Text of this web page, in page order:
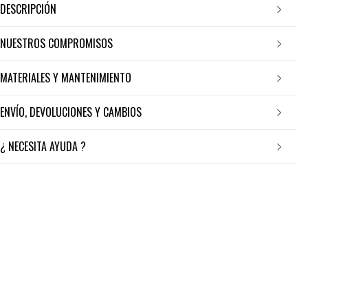
DESCRIPCIÓN
NUESTROS COMPROMISOS
MATERIALES Y MANTENIMIENTO
ENVÍO, DEVOLUCIONES Y CAMBIOS
¿ NECESITA AYUDA ?